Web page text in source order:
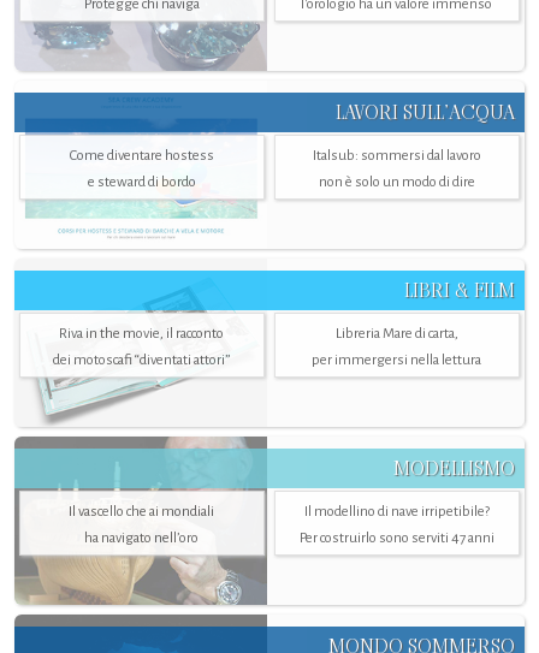
Protegge chi naviga
l'orologio ha un valore immenso
LAVORI SULL’ACQUA
Come diventare hostess
e steward di bordo
Italsub: sommersi dal lavoro
non è solo un modo di dire
LIBRI & FILM
Riva in the movie, il racconto
dei motoscafi “diventati attori”
Libreria Mare di carta,
per immergersi nella lettura
MODELLISMO
Il vascello che ai mondiali
ha navigato nell’oro
Il modellino di nave irripetibile?
Per costruirlo sono serviti 47 anni
MONDO SOMMERSO